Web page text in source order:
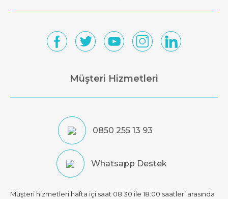
Müşteri Hizmetleri
0850 255 13 93
Whatsapp Destek
Müşteri hizmetleri hafta içi saat 08:30 ile 18:00 saatleri arasında